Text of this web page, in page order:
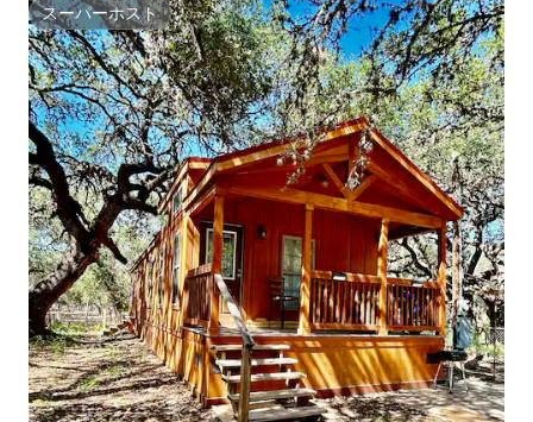
スーパーホスト
スーパーホスト